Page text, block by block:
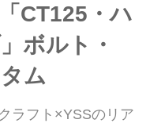
CT125・ハ
ボルト・
ム
ラフト×YSSのリア